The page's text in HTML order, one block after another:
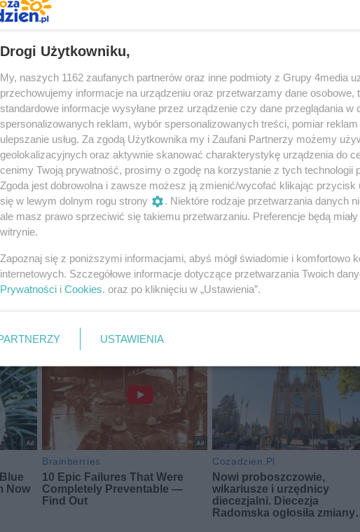
porno eurowizja rosja pornografia
Drogi Użytkowniku,
My, naszych 1162 zaufanych partnerów oraz inne podmioty z Grupy 4media
przechowujemy informacje na urządzeniu oraz przetwarzamy dane osobowe,
standardowe informacje wysyłane przez urządzenie czy dane przeglądania w
spersonalizowanych reklam, wybór spersonalizowanych treści, pomiar
ulepszanie usług. Za zgodą Użytkownika my i Zaufani Partnerzy możemy
geolokalizacyjnych oraz aktywnie skanować charakterystykę urządzenia do
cenimy Twoją prywatność, prosimy o zgodę na korzystanie z tych technologii
Zgoda jest dobrowolna i zawsze możesz ją zmienić/wycofać klikając
się w lewym dolnym rogu strony
. Niektóre rodzaje przetwarzania danych
ale masz prawo sprzeciwić się takiemu przetwarzaniu. Preferencje będą
witrynie.
Zapoznaj się z poniższymi informacjami, abyś mógł świadomie i komfortowo
internetowych. Szczegółowe informacje dotyczące przetwarzania Twoich
Prywatności i Cookies. oraz po kliknięciu w „Ustawienia”.
USTAWIENIA